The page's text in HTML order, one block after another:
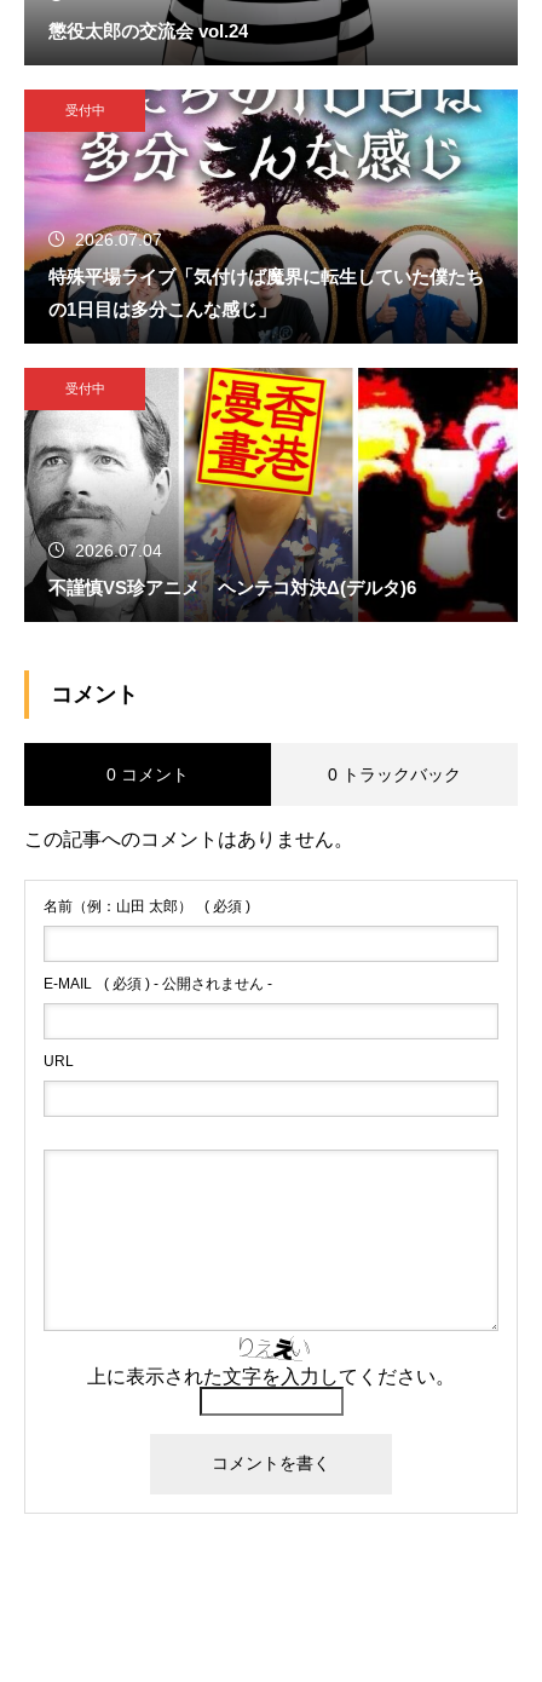
懲役太郎の交流会 vol.24
受付中
2026.07.07
特殊平場ライブ「気付けば魔界に転生していた僕たち
の1日目は多分こんな感じ」
受付中
2026.07.04
不謹慎VS珍アニメ ヘンテコ対決Δ(デルタ)6
コメント
0 コメント 0 トラックバック
この記事へのコメントはありません。
名前（例：山田 太郎） ( 必須 )
E-MAIL ( 必須 ) - 公開されません -
URL
上に表示された文字を入力してください。